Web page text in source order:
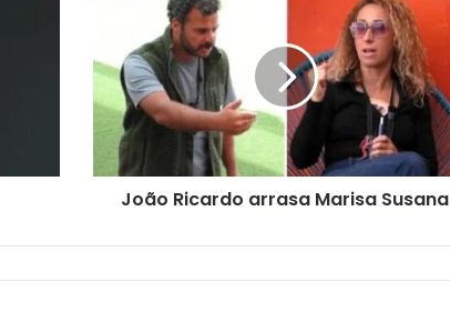
João Ricardo arrasa Marisa Susana